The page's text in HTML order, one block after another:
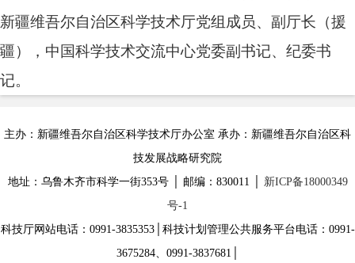
新疆维吾尔自治区科学技术厅党组成员、副厅长 （援
疆）， 中国科学技术交流中心党委副书记、纪委书
记。
主办：新疆维吾尔自治区科学技术厅办公室 承办：新疆维吾尔自治区科
技发展战略研究院
地址：乌鲁木齐市科学一街353号 │ 邮编：830011 │ 新ICP备18000349
号-1
科技厅网站电话：0991-3835353│科技计划管理公共服务平台电话：0991-
3675284、0991-3837681│